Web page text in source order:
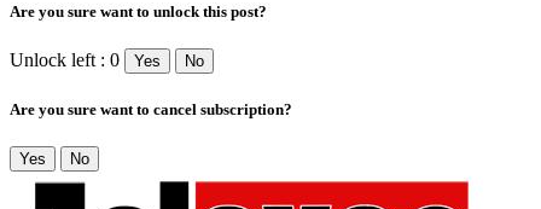
Are you sure want to unlock this post?
Unlock left : 0 Yes No
Are you sure want to cancel subscription?
Yes No